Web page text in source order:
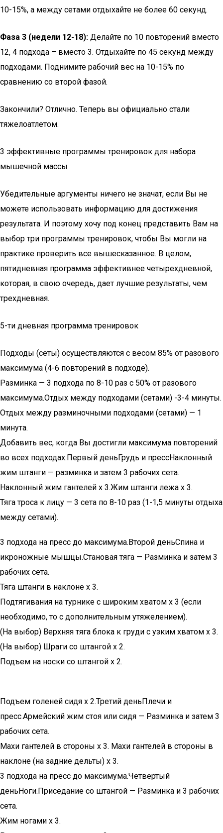
10-15%, а между сетами отдыхайте не более 60 секунд.
Фаза 3 (недели 12-18): Делайте по 10 повторений вместо
12, 4 подхода – вместо 3. Отдыхайте по 45 секунд между
подходами. Поднимите рабочий вес на 10-15% по
сравнению со второй фазой.
Закончили? Отлично. Теперь вы официально стали
тяжелоатлетом.
3 эффективные программы тренировок для набора
мышечной массы
Убедительные аргументы ничего не значат, если Вы не
можете использовать информацию для достижения
результата. И поэтому хочу под конец представить Вам на
выбор три программы тренировок, чтобы Вы могли на
практике проверить все вышесказанное. В целом,
пятидневная программа эффективнее четырехдневной,
которая, в свою очередь, дает лучшие результаты, чем
трехдневная.
5-ти дневная программа тренировок
Подходы (сеты) осуществляются с весом 85% от разового
максимума (4-6 повторений в подходе).
Разминка — 3 подхода по 8-10 раз с 50% от разового
максимума.Отдых между подходами (сетами) -3-4 минуты.
Отдых между разминочными подходами (сетами) — 1
минута.
Добавить вес, когда Вы достигли максимума повторений
во всех подходах.Первый деньГрудь и прессНаклонный
жим штанги — разминка и затем 3 рабочих сета.
Наклонный жим гантелей х 3.Жим штанги лежа х 3.
Тяга троса к лицу — 3 сета по 8-10 раз (1-1,5 минуты отдыха
между сетами).
3 подхода на пресс до максимума.Второй деньСпина и
икроножные мышцы.Становая тяга — Разминка и затем 3
рабочих сета.
Тяга штанги в наклоне х 3.
Подтягивания на турнике с широким хватом х 3 (если
необходимо, то с дополнительным утяжелением).
(На выбор) Верхняя тяга блока к груди с узким хватом х 3.
(На выбор) Шраги со штангой х 2.
Подъем на носки со штангой х 2.
Подъем голеней сидя х 2.Третий деньПлечи и
пресс.Армейский жим стоя или сидя — Разминка и затем 3
рабочих сета.
Махи гантелей в стороны х 3. Махи гантелей в стороны в
наклоне (на задние дельты) х 3.
3 подхода на пресс до максимума.Четвертый
деньНоги.Приседание со штангой — Разминка и 3 рабочих
сета.
Жим ногами х 3.